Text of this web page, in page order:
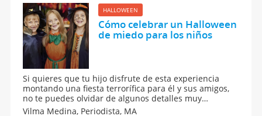
HALLOWEEN
Cómo celebrar un Halloween
de miedo para los niños
Si quieres que tu hijo disfrute de esta experiencia
montando una fiesta terrorífica para él y sus amigos,
no te puedes olvidar de algunos detalles muy
importantes. Ya es casi noche de Halloween y ya es
Vilma Medina, Periodista, MA